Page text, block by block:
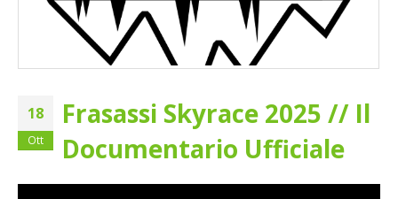
18
Ott
Frasassi Skyrace 2025 // Il
Documentario Ufficiale